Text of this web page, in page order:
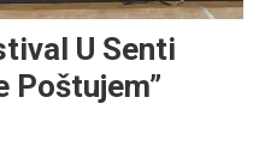
U Senti
Poštujem”